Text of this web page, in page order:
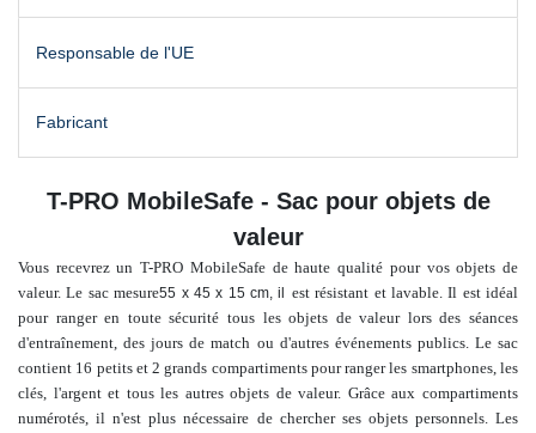
Responsable de l'UE
Fabricant
T-PRO MobileSafe - Sac pour objets de
valeur
Vous recevrez un T-PRO MobileSafe de haute qualité pour vos objets de
valeur. Le sac mesure55 x 45 x 15 cm, il
est résistant et lavable. Il est idéal
pour ranger en toute sécurité tous les objets de valeur lors des séances
d'entraînement, des jours de match ou d'autres événements publics. Le sac
contient 16 petits et 2 grands compartiments pour ranger les smartphones, les
clés, l'argent et tous les autres objets de valeur. Grâce aux compartiments
numérotés, il n'est plus nécessaire de chercher ses objets personnels. Les